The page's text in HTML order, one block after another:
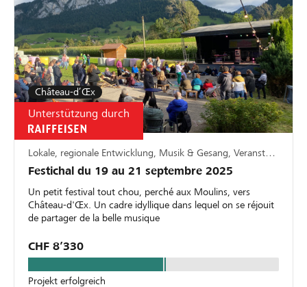
Château-d’Œx
Unterstützung durch
Lokale, regionale Entwicklung, Musik & Gesang, Veranstaltungen
Festichal du 19 au 21 septembre 2025
Un petit festival tout chou, perché aux Moulins, vers
Château-d'Œx. Un cadre idyllique dans lequel on se réjouit
de partager de la belle musique
CHF 8’330
Projekt erfolgreich